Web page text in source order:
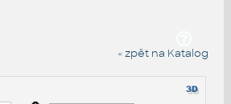
« zpět na Katalog